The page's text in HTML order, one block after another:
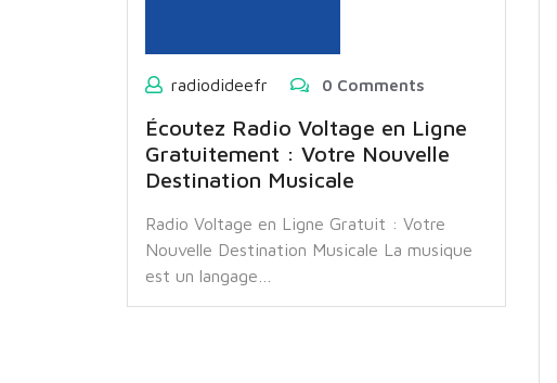
radiodideefr 0 Comments
Écoutez Radio Voltage en Ligne
Gratuitement : Votre Nouvelle
Destination Musicale
Radio Voltage en Ligne Gratuit : Votre
Nouvelle Destination Musicale La musique
est un langage…